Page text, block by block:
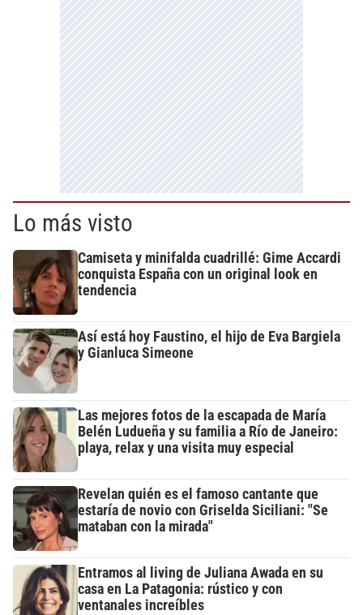
Lo más visto
Camiseta y minifalda cuadrillé: Gime Accardi
conquista España con un original look en
tendencia
Así está hoy Faustino, el hijo de Eva Bargiela
y Gianluca Simeone
Las mejores fotos de la escapada de María
Belén Ludueña y su familia a Río de Janeiro:
playa, relax y una visita muy especial
Revelan quién es el famoso cantante que
estaría de novio con Griselda Siciliani: "Se
mataban con la mirada"
Entramos al living de Juliana Awada en su
casa en La Patagonia: rústico y con
ventanales increíbles